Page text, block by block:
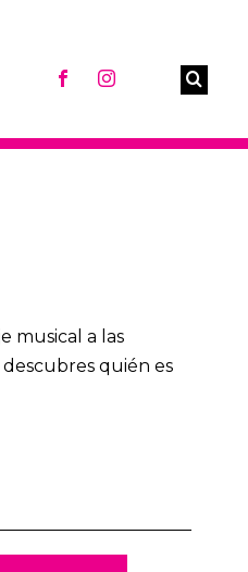
musical a las
quién es